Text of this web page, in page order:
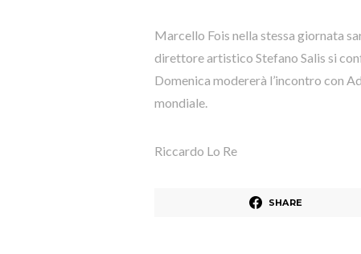
Marcello Fois nella stessa giornata
direttore artistico Stefano Salis si
Domenica modererà l’incontro con
mondiale.
Riccardo Lo Re
SHARE